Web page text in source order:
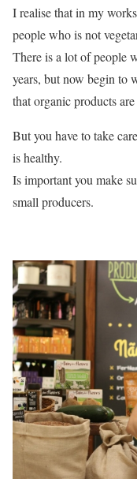
I realise that in my
people who is not
There is a lot of people
years, but now begin to
that organic products are
But you have to take
is healthy.
Is important you make
small producers.